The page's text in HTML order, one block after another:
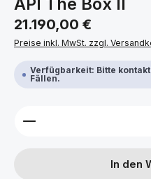
Regulärer Preis:
21.190,00 €
Preise inkl. MwSt. zzgl.
Verfügbarkeit: Bitte
Fällen.
Produkt Anzahl: Gib
In den